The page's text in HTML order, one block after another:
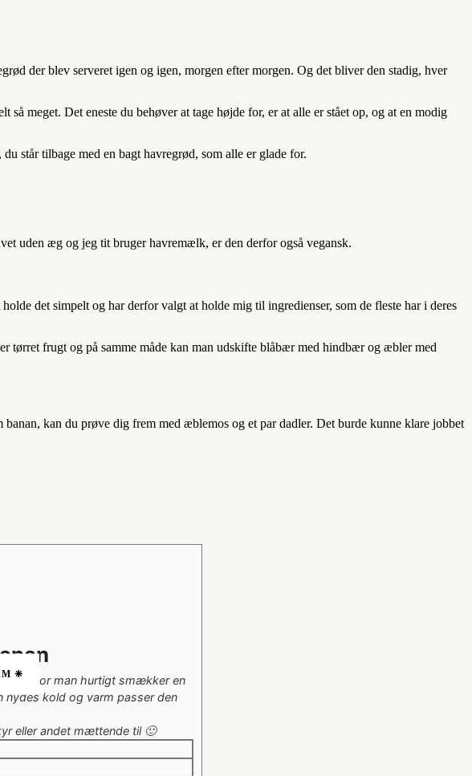
der blev serveret igen og igen, morgen efter morgen. Og det bliver den stadig, hver
meget. Det eneste du behøver at tage højde for, er at alle er stået op, og at en modig
står tilbage med en bagt havregrød, som alle er glade for.
uden æg og jeg tit bruger havremælk, er den derfor også vegansk.
det simpelt og har derfor valgt at holde mig til ingredienser, som de fleste har i deres
tørret frugt og på samme måde kan man udskifte blåbær med hindbær og æbler med
kan du prøve dig frem med æblemos og et par dadler. Det burde kunne klare jobbet
på, hvor man hurtigt smækker en
nydes kold og varm passer den
eller andet mættende til 🙂
❈